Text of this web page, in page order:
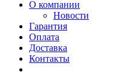
О компании
Новости
Гарантия
Оплата
Доставка
Контакты